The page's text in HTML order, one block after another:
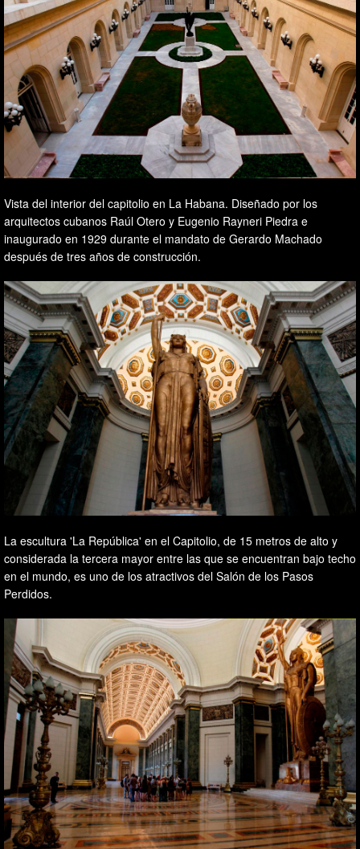
Vista del interior del capitolio en La Habana. Diseñado por los
arquitectos cubanos Raúl Otero y Eugenio Rayneri Piedra e
inaugurado en 1929 durante el mandato de Gerardo Machado
después de tres años de construcción.
La escultura 'La República' en el Capitolio, de 15 metros de alto y
considerada la tercera mayor entre las que se encuentran bajo techo
en el mundo, es uno de los atractivos del Salón de los Pasos
Perdidos.